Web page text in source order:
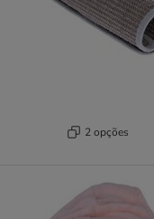
2 opções